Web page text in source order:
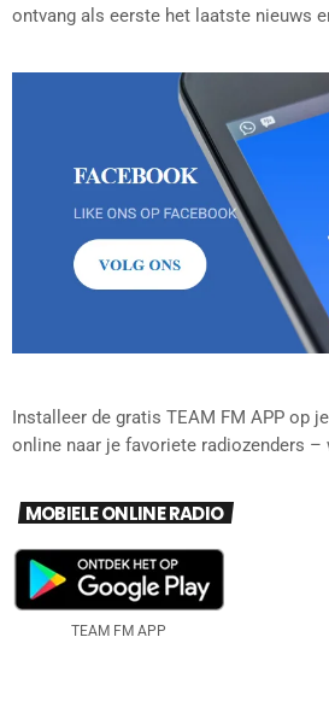
ontvang als eerste het laatste nieuws
Installeer de gratis TEAM FM APP op
online naar je favoriete radiozenders –
MOBIELE ONLINE RADIO
TEAM FM APP